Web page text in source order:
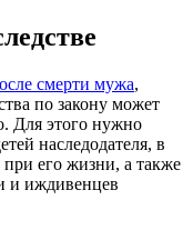
смерти мужа,
по закону может
Для этого нужно
наследодателя, в
его жизни, а также
и иждивенцев